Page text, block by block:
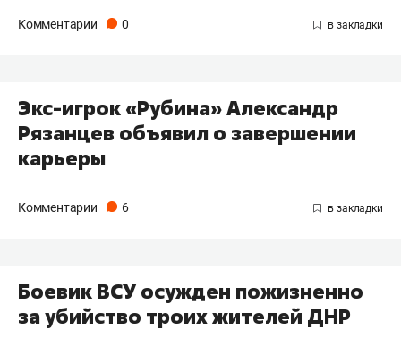
Комментарии 0
Экс-игрок «Рубина» Александр
Рязанцев объявил о завершении
карьеры
Комментарии 6
Боевик ВСУ осужден пожизненно
за убийство троих жителей ДНР